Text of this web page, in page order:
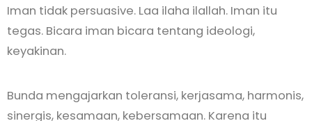
Iman tidak persuasive. Laa ilaha ilallah. Iman itu
tegas. Bicara iman bicara tentang ideologi,
keyakinan.
Bunda mengajarkan toleransi, kerjasama, harmonis,
sinergis, kesamaan, kebersamaan. Karena itu